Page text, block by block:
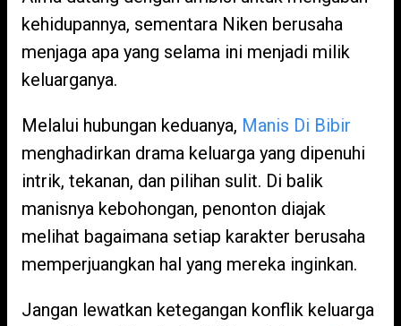
kehidupannya, sementara Niken berusaha
menjaga apa yang selama ini menjadi milik
keluarganya.
Melalui hubungan keduanya, Manis Di Bibir
menghadirkan drama keluarga yang dipenuhi
intrik, tekanan, dan pilihan sulit. Di balik
manisnya kebohongan, penonton diajak
melihat bagaimana setiap karakter berusaha
memperjuangkan hal yang mereka inginkan.
Jangan lewatkan ketegangan konflik keluarga